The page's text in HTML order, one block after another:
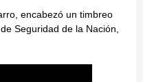
encabezó un timbreo
Seguridad de la Nación,